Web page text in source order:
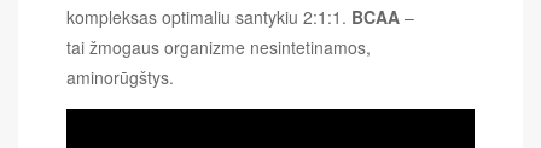
kompleksas optimaliu santykiu 2:1:1. BCAA –
tai žmogaus organizme nesintetinamos,
aminorūgštys.